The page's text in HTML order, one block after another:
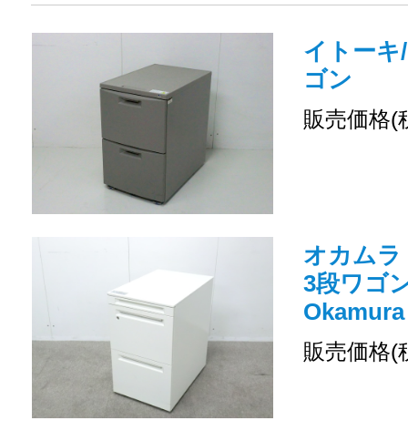
イトーキ
ゴン
販売価格(
オカム
3段ワゴ
Okamura
販売価格(